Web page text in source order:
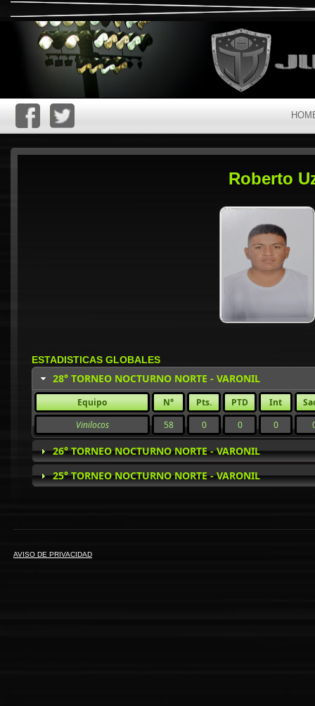
Roberto
ESTADISTICAS GLOBALES
28° TORNEO NOCTURNO NORTE - VARONIL
Equipo N° Pts. PTD Int
Vinilocos
58 0 0 0
26° TORNEO NOCTURNO NORTE - VARONIL
25° TORNEO NOCTURNO NORTE - VARONIL
AVISO DE PRIVACIDAD